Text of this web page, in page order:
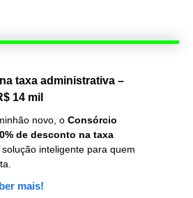
taxa administrativa –
14 mil
novo, o Consórcio
de desconto na taxa
solução inteligente para quem
mais!